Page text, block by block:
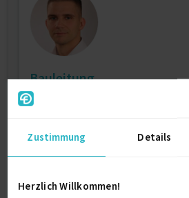
Zustimmung Details
Herzlich Willkommen!
Bauleitung
Projektleitung / Teamleitung (IT)